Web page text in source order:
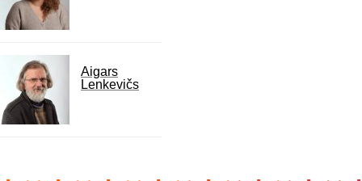
Aigars
Lenkevičs